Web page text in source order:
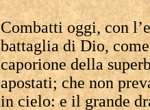
Combatti oggi, con
battaglia di Dio,
caporione della
apostati; che non
in cielo: e il grande